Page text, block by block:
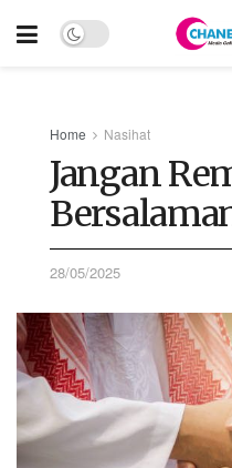
Home Nasihat
Jangan
28/05/2025